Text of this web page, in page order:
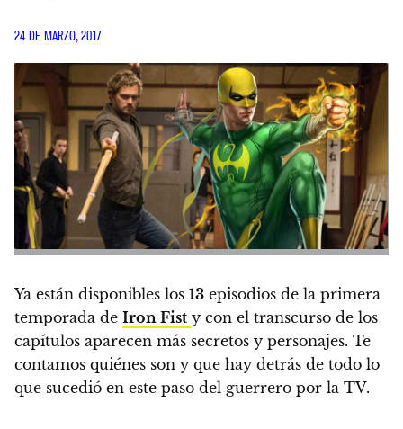
24 DE MARZO, 2017
Ya están disponibles los 13 episodios de la primera
temporada de Iron Fist y con el transcurso de los
capítulos aparecen más secretos y personajes. Te
contamos quiénes son y que hay detrás de todo lo
que sucedió en este paso del guerrero por la TV.